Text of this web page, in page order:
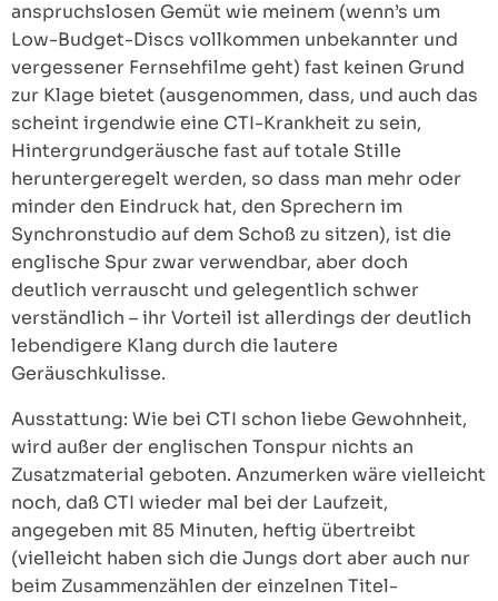
anspruchslosen Gemüt wie meinem (wenn’s um
Low-Budget-Discs vollkommen unbekannter und
vergessener Fernsehfilme geht) fast keinen Grund
zur Klage bietet (ausgenommen, dass, und auch das
scheint irgendwie eine CTI-Krankheit zu sein,
Hintergrundgeräusche fast auf totale Stille
heruntergeregelt werden, so dass man mehr oder
minder den Eindruck hat, den Sprechern im
Synchronstudio auf dem Schoß zu sitzen), ist die
englische Spur zwar verwendbar, aber doch
deutlich verrauscht und gelegentlich schwer
verständlich – ihr Vorteil ist allerdings der deutlich
lebendigere Klang durch die lautere
Geräuschkulisse.
Ausstattung: Wie bei CTI schon liebe Gewohnheit,
wird außer der englischen Tonspur nichts an
Zusatzmaterial geboten. Anzumerken wäre vielleicht
noch, daß CTI wieder mal bei der Laufzeit,
angegeben mit 85 Minuten, heftig übertreibt
(vielleicht haben sich die Jungs dort aber auch nur
beim Zusammenzählen der einzelnen Titel-